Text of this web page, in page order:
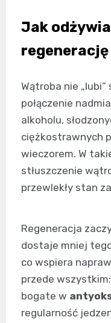
Jak
Wątroba nie
połączenie
alkoholu,
ciężkostrawnych
wieczorem. W
stłuszczenie
przewlekły stan
Regeneracja
dostaje mniej
co wspiera
przede wszystkim:
bogate w
regularność